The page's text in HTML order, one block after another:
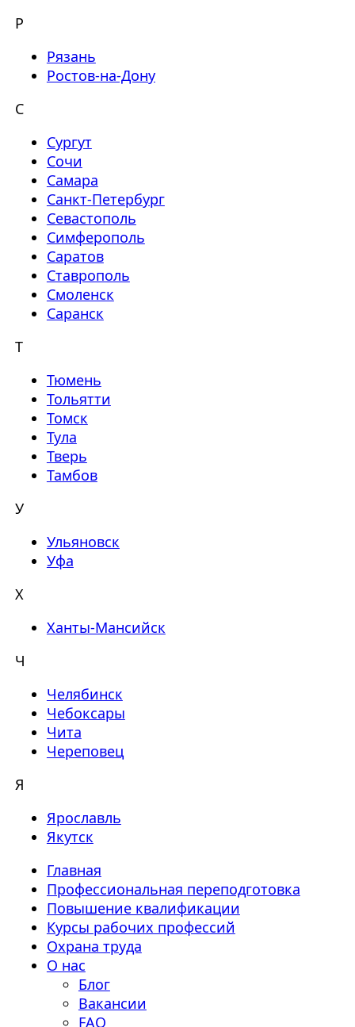
Р
Рязань
Ростов-на-Дону
С
Сургут
Сочи
Самара
Санкт-Петербург
Севастополь
Симферополь
Саратов
Ставрополь
Смоленск
Саранск
Т
Тюмень
Тольятти
Томск
Тула
Тверь
Тамбов
У
Ульяновск
Уфа
Х
Ханты-Мансийск
Ч
Челябинск
Чебоксары
Чита
Череповец
Я
Ярославль
Якутск
Главная
Профессиональная переподготовка
Повышение квалификации
Курсы рабочих профессий
Охрана труда
О нас
Блог
Вакансии
FAQ